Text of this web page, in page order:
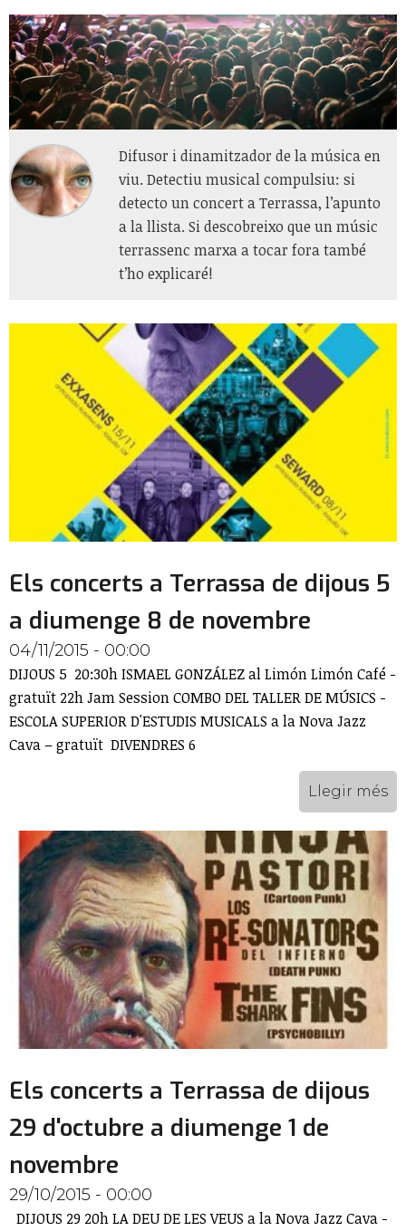
Difusor i dinamitzador de la música en
viu. Detectiu musical compulsiu: si
detecto un concert a Terrassa, l’apunto
a la llista. Si descobreixo que un músic
terrassenc marxa a tocar fora també
t’ho explicaré!
Els concerts a Terrassa de dijous 5
a diumenge 8 de novembre
04/11/2015 - 00:00
DIJOUS 5 20:30h ISMAEL GONZÁLEZ al Limón Limón Café -
gratuït 22h Jam Session COMBO DEL TALLER DE MÚSICS -
ESCOLA SUPERIOR D'ESTUDIS MUSICALS a la Nova Jazz
Cava – gratuït DIVENDRES 6
Llegir més
Els concerts a Terrassa de dijous
29 d'octubre a diumenge 1 de
novembre
29/10/2015 - 00:00
DIJOUS 29 20h LA DEU DE LES VEUS a la Nova Jazz Cava -